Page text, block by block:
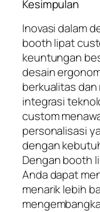
Kesimpulan
Inovasi dalam
booth lipat
keuntungan
desain
berkualitas
integrasi
custom
personalisasi
dengan
Dengan booth
Anda dapat
menarik lebih